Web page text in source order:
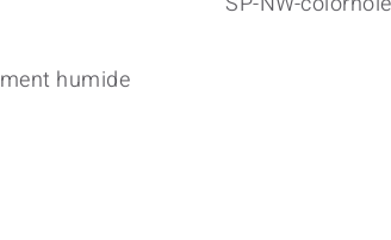
humide